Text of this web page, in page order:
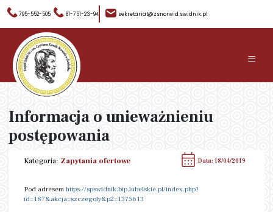
795-552-505 81-751-23-94 sekretariat@zsnorwid.swidnik.pl
≡
Informacja o unieważnieniu
postępowania
Kategoria: Zapytania ofertowe Data: 18/04/2019
Pod adresem https://spswidnik.bip.lubelskie.pl/index.php?
id=187&akcja=szczegoly&p2=1375613